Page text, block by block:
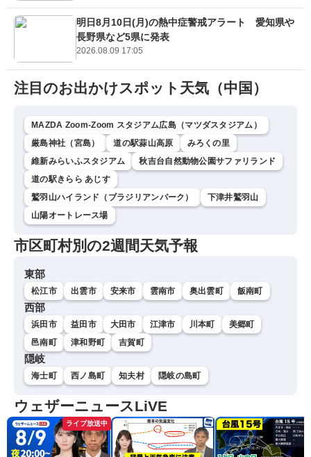
明日8月10日(月)の熱中症警戒アラート 愛知県や
長野県など5県に発表
2026.08.09 17:05
注目のお出かけスポット天気（中国）
MAZDA Zoom-Zoom スタジアム広島（マツダスタジアム）
厳島神社（宮島）
道の駅蒜山高原
みろくの里
維新みらいふスタジアム
秋吉台自然動物公園サファリランド
道の駅きらら あじす
鷲羽山ハイランド（ブラジリアンパーク）
下津井鷲羽山
山陽オートレース場
市区町村別の2週間天気予報
東部
松江市 出雲市 安来市 雲南市 奥出雲町 飯南町
西部
浜田市 益田市 大田市 江津市 川本町
美郷町
邑南町
津和野町 吉賀町
隠岐
海士町 西ノ島町 知夫村 隠岐の島町
ウェザーニュースLiVE
ライブ放送中